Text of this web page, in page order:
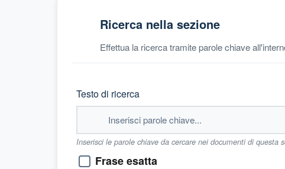
Ricerca nella sezione
Effettua la ricerca tramite parole chiave
Testo di ricerca
Inserisci le parole chiave da cercare nei documenti di questa
Frase esatta